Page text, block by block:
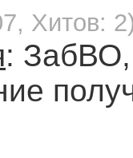
Хитов:
: